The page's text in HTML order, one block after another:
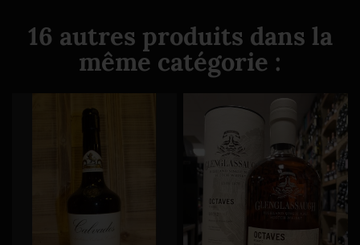
16 autres produits dans la
même catégorie :